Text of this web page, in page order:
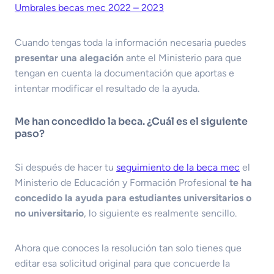
Umbrales becas mec 2022 – 2023
Cuando tengas toda la información necesaria puedes
presentar una alegación ante el Ministerio para que
tengan en cuenta la documentación que aportas e
intentar modificar el resultado de la ayuda.
Me han concedido la beca. ¿Cuál es el siguiente
paso?
Si después de hacer tu seguimiento de la beca mec el
Ministerio de Educación y Formación Profesional te ha
concedido la ayuda para estudiantes universitarios o
no universitario, lo siguiente es realmente sencillo.
Ahora que conoces la resolución tan solo tienes que
editar esa solicitud original para que concuerde la